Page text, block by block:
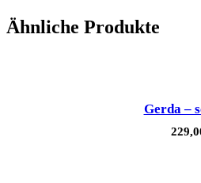
Ähnliche Produkte
Gerda –